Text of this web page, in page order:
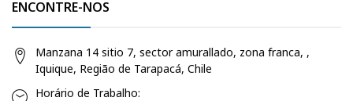
ENCONTRE-NOS
Manzana 14 sitio 7, sector amurallado, zona franca, ,
Iquique, Região de Tarapacá, Chile
Horário de Trabalho: